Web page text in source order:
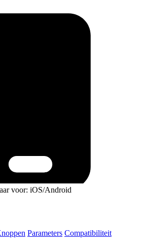
voor: iOS/Android
Parameters Compatibiliteit